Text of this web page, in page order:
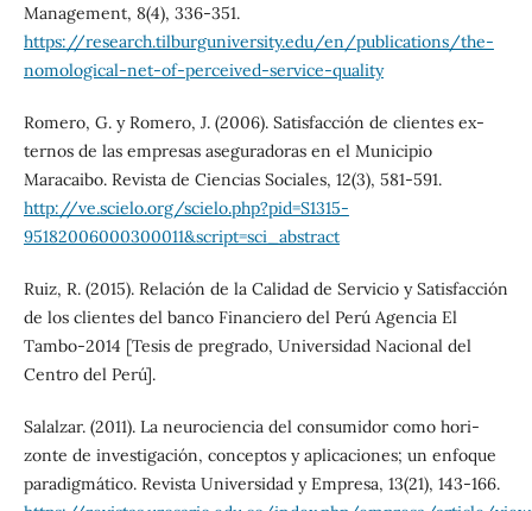
Management, 8(4), 336-351.
https://research.tilburguniversity.edu/en/publications/the-
nomological-net-of-perceived-service-quality
Romero, G. y Romero, J. (2006). Satisfacción de clientes ex-
ternos de las empresas aseguradoras en el Municipio
Maracaibo. Revista de Ciencias Sociales, 12(3), 581-591.
http://ve.scielo.org/scielo.php?pid=S1315-
95182006000300011&script=sci_abstract
Ruiz, R. (2015). Relación de la Calidad de Servicio y Satisfacción
de los clientes del banco Financiero del Perú Agencia El
Tambo-2014 [Tesis de pregrado, Universidad Nacional del
Centro del Perú].
Salalzar. (2011). La neurociencia del consumidor como hori-
zonte de investigación, conceptos y aplicaciones; un enfoque
paradigmático. Revista Universidad y Empresa, 13(21), 143-166.